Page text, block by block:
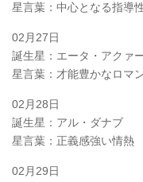
星言葉：中心となる指導
02月27日
誕生星：エータ・アクァ
星言葉：才能豊かなロマ
02月28日
誕生星：アル・ダナブ
星言葉：正義感強い情熱
02月29日